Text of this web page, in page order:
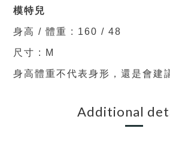
模特兒
身高 / 體重 : 160 / 48
尺寸 : M
身高體重不代表身形，還是會建
Additional